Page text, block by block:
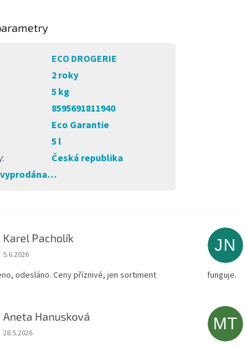
ECO DROGERIE
2 roky
5 kg
8595691811940
Eco Garantie
5 l
:
Česká republika
Karel Pacholík
Hodnocení obchodu je 4 z 5 hvězdiček.
5.6.2026
odesláno. Ceny příznivé, jen sortiment
JN
funguje.
Aneta Hanusková
Hodnocení obchodu je 5 z 5 hvězdiček.
28.5.2026
MT